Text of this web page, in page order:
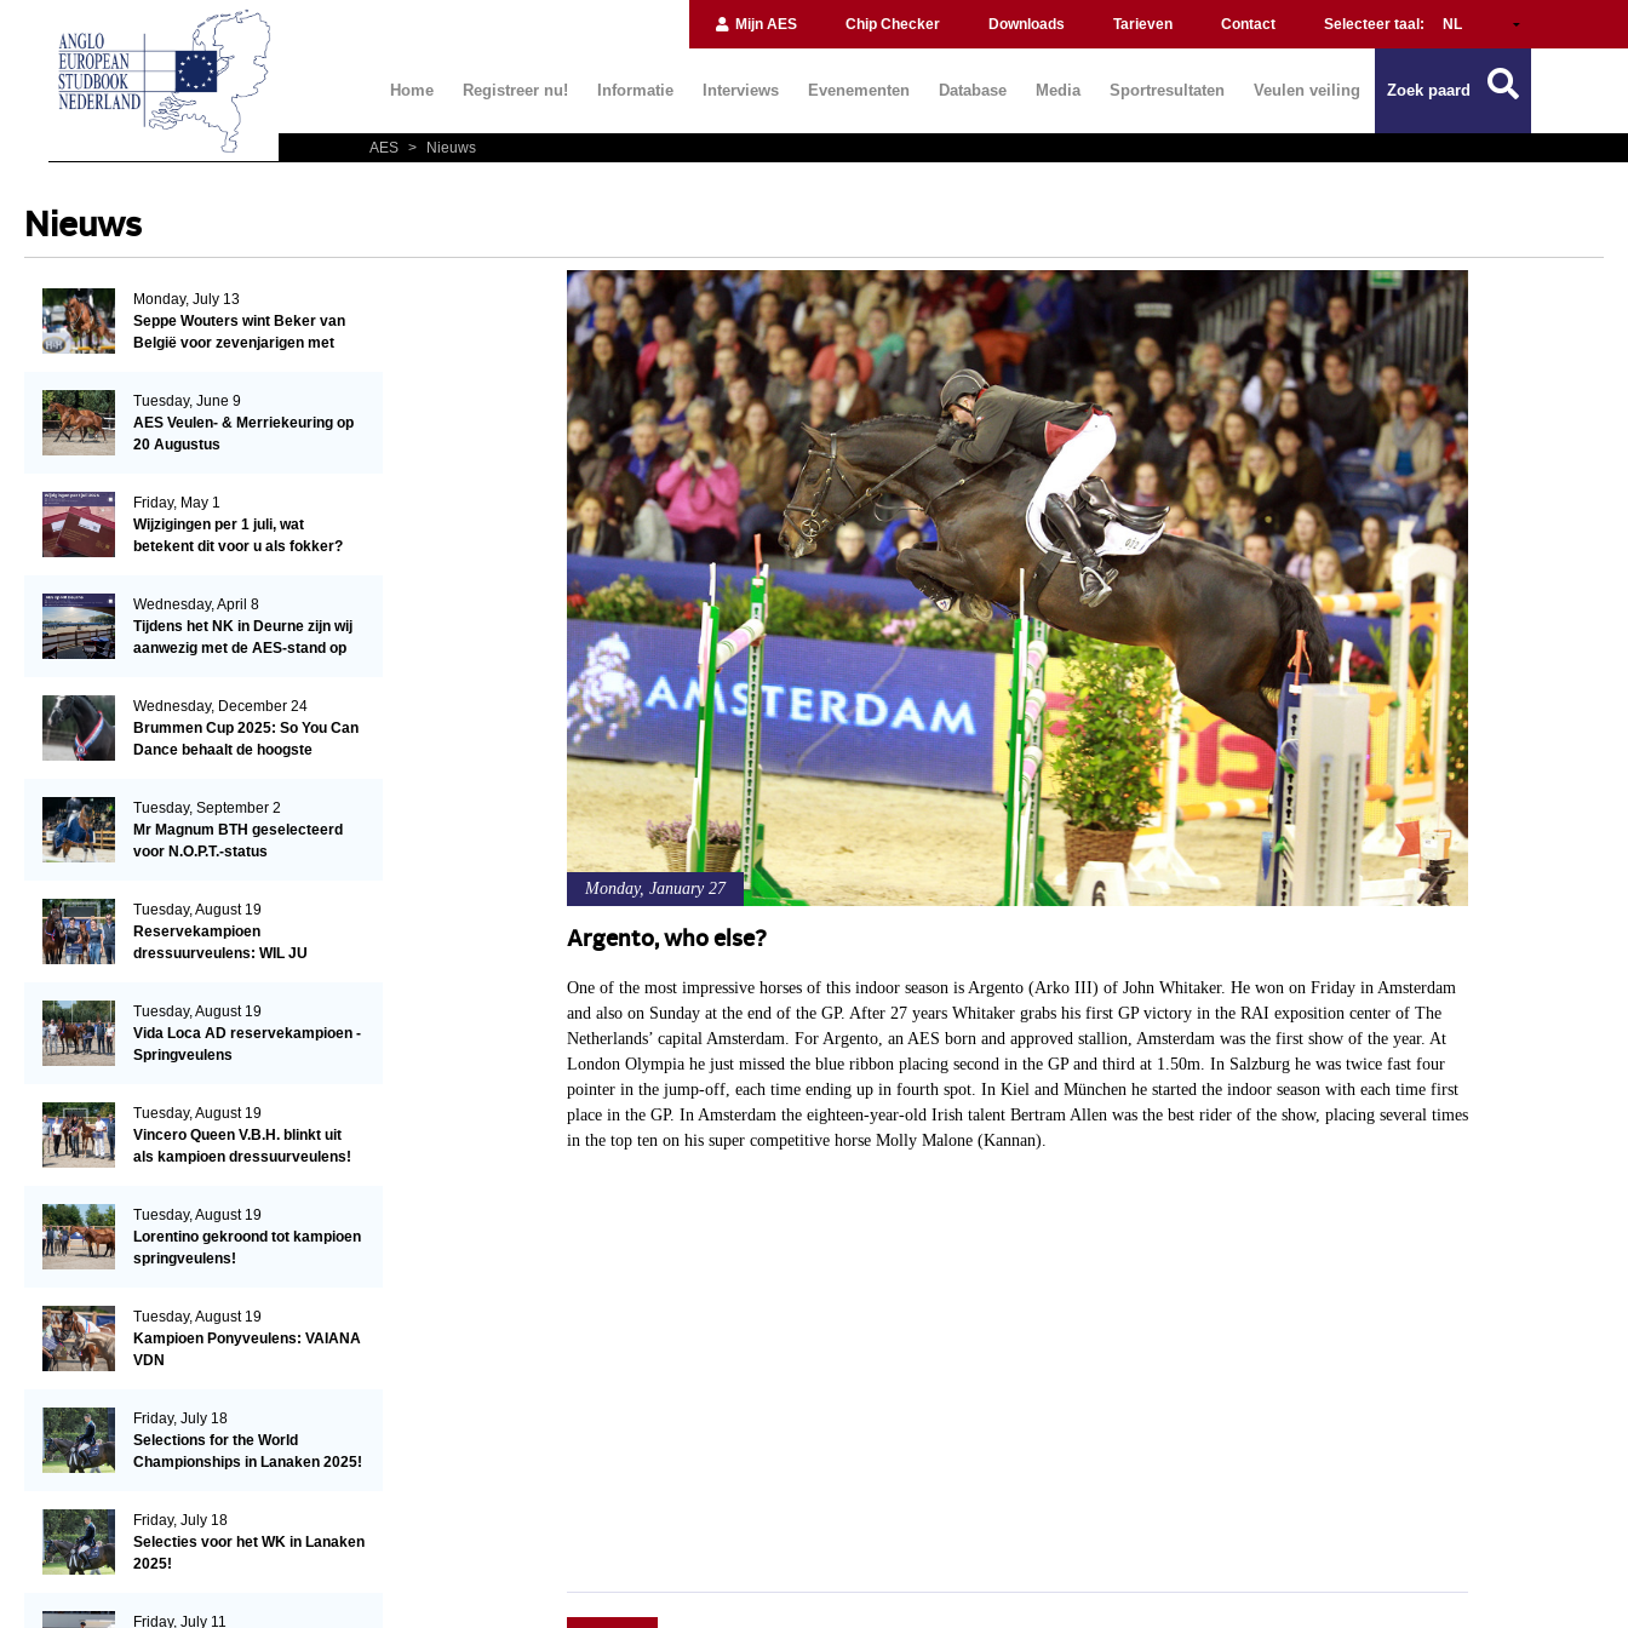
Mijn AES Chip Checker Downloads Tarieven Contact Selecteer taal:
Home Registreer nu! Informatie Interviews Evenementen Database Media Sportresultaten Veulen veiling Zoek paard
AES > Nieuws
Nieuws
Monday, January 27
Argento, who else?
One of the most impressive horses of this indoor season is Argento (Arko III) of John Whitaker. He won on Friday in Amsterdam
and also on Sunday at the end of the GP. After 27 years Whitaker grabs his first GP victory in the RAI exposition center of The
Netherlands’ capital Amsterdam. For Argento, an AES born and approved stallion, Amsterdam was the first show of the year. At
London Olympia he just missed the blue ribbon placing second in the GP and third at 1.50m. In Salzburg he was twice fast four
pointer in the jump-off, each time ending up in fourth spot. In Kiel and München he started the indoor season with each time first
place in the GP. In Amsterdam the eighteen-year-old Irish talent Bertram Allen was the best rider of the show, placing several times
in the top ten on his super competitive horse Molly Malone (Kannan).
Monday, July 13
Seppe Wouters wint Beker van
België voor zevenjarigen met
Tuesday, June 9
AES Veulen- & Merriekeuring op
20 Augustus
Friday, May 1
Wijzigingen per 1 juli, wat
betekent dit voor u als fokker?
Wednesday, April 8
Tijdens het NK in Deurne zijn wij
aanwezig met de AES-stand op
Wednesday, December 24
Brummen Cup 2025: So You Can
Dance behaalt de hoogste
Tuesday, September 2
Mr Magnum BTH geselecteerd
voor N.O.P.T.-status
Tuesday, August 19
Reservekampioen
dressuurveulens: WIL JU
Tuesday, August 19
Vida Loca AD reservekampioen -
Springveulens
Tuesday, August 19
Vincero Queen V.B.H. blinkt uit
als kampioen dressuurveulens!
Tuesday, August 19
Lorentino gekroond tot kampioen
springveulens!
Tuesday, August 19
Kampioen Ponyveulens: VAIANA
VDN
Friday, July 18
Selections for the World
Championships in Lanaken 2025!
Friday, July 18
Selecties voor het WK in Lanaken
2025!
Friday, July 11